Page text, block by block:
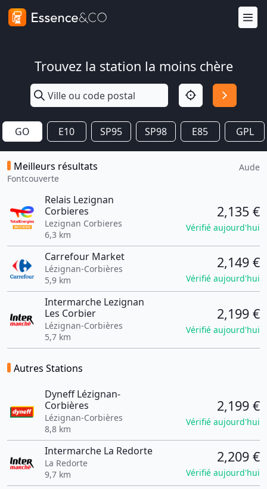
Trouvez la station la moins chère
GO E10 SP95 SP98 E85 GPL
Meilleurs résultats
Fontcouverte
Aude
Relais Lezignan
Corbieres
Lezignan Corbieres
6,3 km
2,135 €
Vérifié aujourd'hui
Carrefour Market
Lézignan-Corbières
5,9 km
2,149 €
Vérifié aujourd'hui
Intermarche Lezignan
Les Corbier
Lézignan-Corbières
5,7 km
2,199 €
Vérifié aujourd'hui
Autres Stations
Dyneff Lézignan-
Corbières
Lézignan-Corbières
8,8 km
2,199 €
Vérifié aujourd'hui
Intermarche La Redorte
La Redorte
9,7 km
2,209 €
Vérifié aujourd'hui